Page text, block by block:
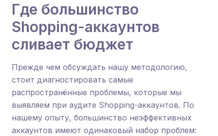
Где большинство
Shopping-аккаунтов
сливает бюджет
Прежде чем обсуждать нашу методологию,
стоит диагностировать самые
распространённые проблемы, которые мы
выявляем при аудите Shopping-аккаунтов. По
нашему опыту, большинство неэффективных
аккаунтов имеют одинаковый набор проблем: